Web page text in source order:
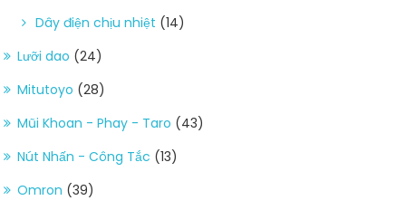
Dây điện chịu nhiệt (14)
Lưỡi dao (24)
Mitutoyo (28)
Mũi Khoan - Phay - Taro (43)
Nút Nhấn - Công Tắc (13)
Omron (39)